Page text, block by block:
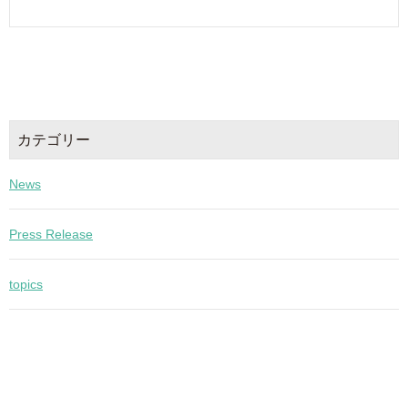
カテゴリー
News
Press Release
topics